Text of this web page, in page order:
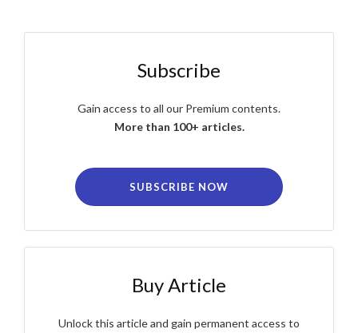
Subscribe
Gain access to all our Premium contents.
More than 100+ articles.
SUBSCRIBE NOW
Buy Article
Unlock this article and gain permanent access to